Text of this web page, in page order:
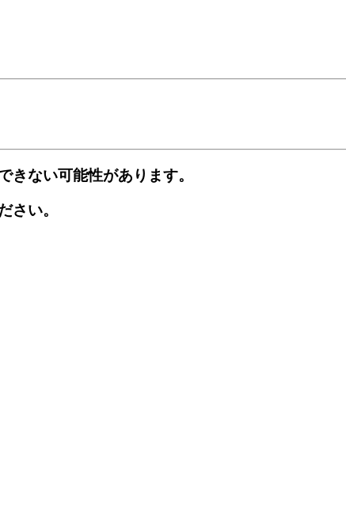
きない可能性があります。
さい。